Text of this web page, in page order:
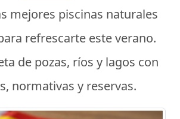
mejores piscinas naturales
refrescarte este verano.
de pozas, ríos y lagos con
normativas y reservas.